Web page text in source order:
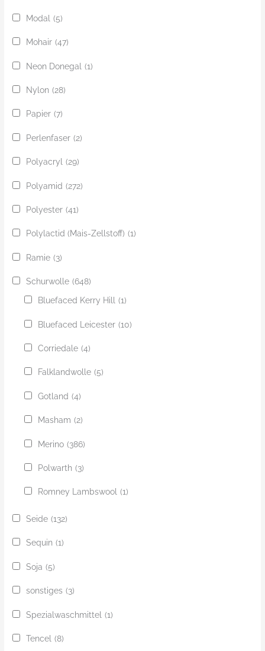
Modal (5)
Mohair (47)
Neon Donegal (1)
Nylon (28)
Papier (7)
Perlenfaser (2)
Polyacryl (29)
Polyamid (272)
Polyester (41)
Polylactid (Mais-Zellstoff) (1)
Ramie (3)
Schurwolle (648)
Bluefaced Kerry Hill (1)
Bluefaced Leicester (10)
Corriedale (4)
Falklandwolle (5)
Gotland (4)
Masham (2)
Merino (386)
Polwarth (3)
Romney Lambswool (1)
Seide (132)
Sequin (1)
Soja (5)
sonstiges (3)
Spezialwaschmittel (1)
Tencel (8)